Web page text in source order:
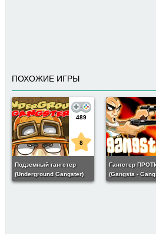
ПОХОЖИЕ ИГРЫ
489
8
Подземный гангстер
(Underground Gangster)
Гангстер
(Gangsta -
Zombies)